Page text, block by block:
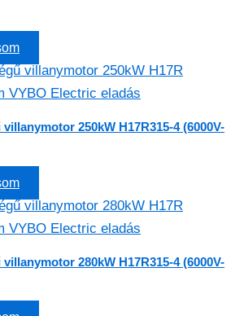
250kW H17R315-4 (6000V-
280kW H17R315-4 (6000V-